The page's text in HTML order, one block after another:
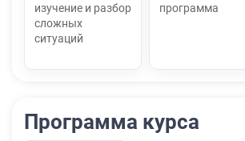
изучение и разбор
сложных
ситуаций
программа
Программа курса